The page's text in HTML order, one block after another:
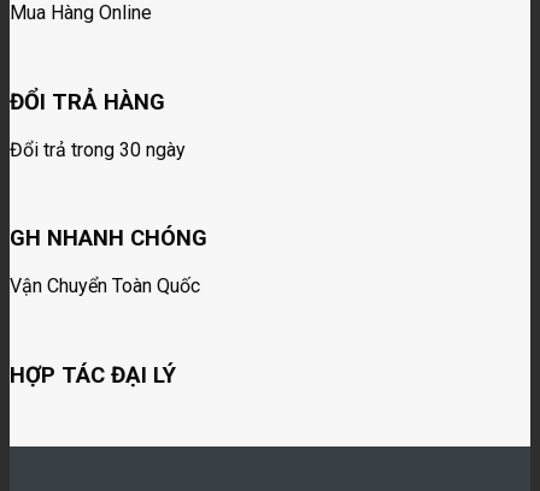
Mua Hàng Online
ĐỔI TRẢ HÀNG
Đổi trả trong 30 ngày
GH NHANH CHÓNG
Vận Chuyển Toàn Quốc
HỢP TÁC ĐẠI LÝ